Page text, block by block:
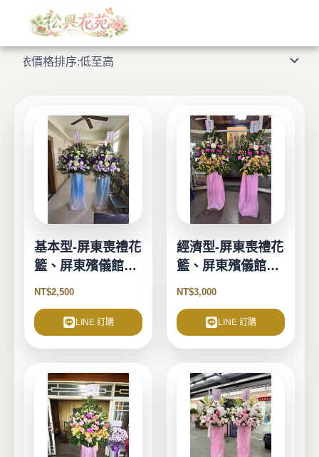
顯示所有 14 筆結果
價
格
排
序：
低
至
基本型-屏東喪禮花
籃、屏東殯儀館花
籃
NT$2,500
LINE 訂購
經濟型-屏東喪禮花
籃、屏東殯儀館花
籃
NT$3,000
LINE 訂購